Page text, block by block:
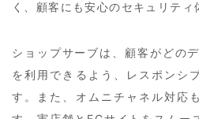
く、顧客にも安心のセキュリティ
ショップサーブは、顧客がどの
を利用できるよう、レスポンシ
す。また、オムニチャネル対応